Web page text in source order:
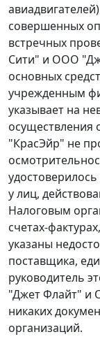
совершенных
встречных
Сити" и ООО
основных
учрежденным
указывает на
"КрасЭйр" не
у лиц,
Налоговым
счетах-
указаны
поставщика,
руководитель
"Джет Флайт" и
никаких
организаций.